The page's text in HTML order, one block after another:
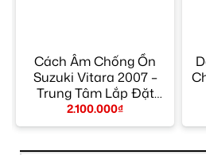
Cách Âm Chống Ồn
Suzuki Vitara 2007 –
Trung Tâm Lắp Đặt
Chính Hãng TPHCM
2.100.000₫